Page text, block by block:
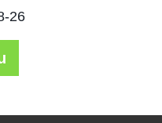
26